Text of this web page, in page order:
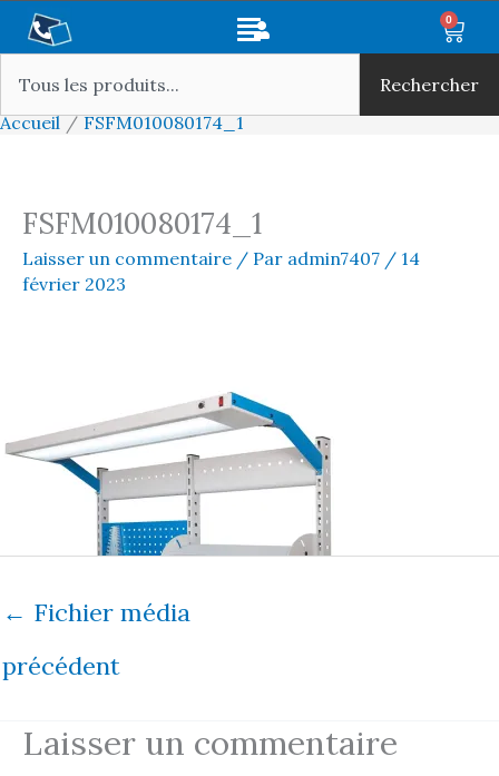
Aller
contenu
Main
0
Rechercher
Accueil
FSFM010080174_1
FSFM010080174_1
Laisser un commentaire / Par admin7407 / 14
février 2023
← Fichier média
précédent
Laisser un commentaire